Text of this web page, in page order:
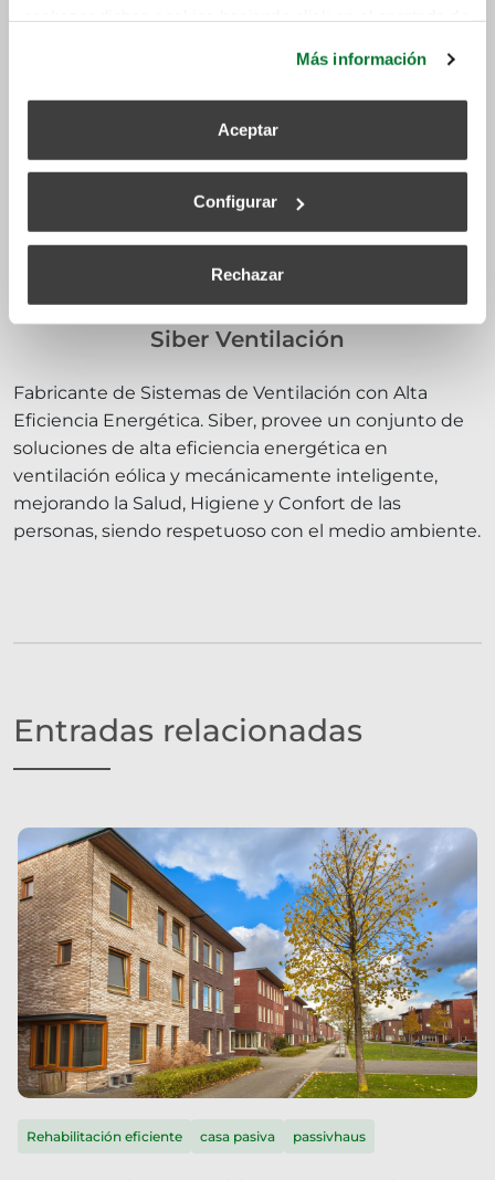
Más información
Aceptar
Configurar
Rechazar
Siber Ventilación
Fabricante de Sistemas de Ventilación con Alta
Eficiencia Energética. Siber, provee un conjunto de
soluciones de alta eficiencia energética en
ventilación eólica y mecánicamente inteligente,
mejorando la Salud, Higiene y Confort de las
personas, siendo respetuoso con el medio ambiente.
Entradas relacionadas
Rehabilitación eficiente casa pasiva passivhaus